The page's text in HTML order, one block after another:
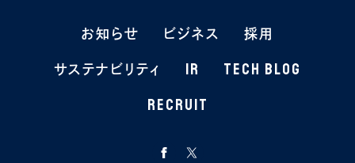
お知らせ
お知らせ ビジネス
ビジネス 採用
採用
サステナビリティ
サステナビリティ IR
IR TECH BLOG
TECH BLOG
RECRUIT
RECRUIT